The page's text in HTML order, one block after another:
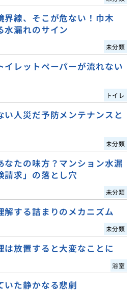
界線、そこが危ない！巾木
水漏れのサイン
未分類
イレットペーパーが流れない
トイレ
い人災だ予防メンテナンスと
未分類
なたの味方？マンション水漏
請求」の落とし穴
未分類
解する詰まりのメカニズム
未分類
は放置すると大変なことに
浴室
いた静かなる悲劇